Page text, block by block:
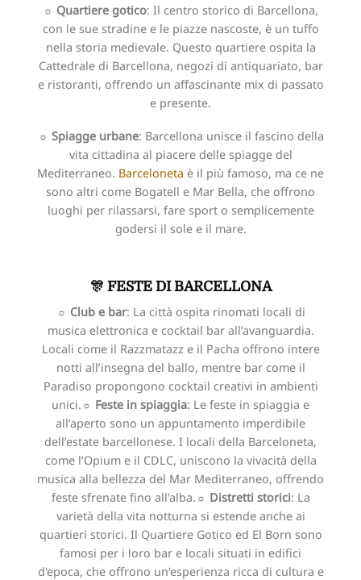
☼ Quartiere gotico: Il centro storico di Barcellona,
con le sue stradine e le piazze nascoste, è un tuffo
nella storia medievale. Questo quartiere ospita la
Cattedrale di Barcellona, negozi di antiquariato, bar
e ristoranti, offrendo un affascinante mix di passato
e presente.
☼ Spiagge urbane: Barcellona unisce il fascino della
vita cittadina al piacere delle spiagge del
Mediterraneo. Barceloneta è il più famoso, ma ce ne
sono altri come Bogatell e Mar Bella, che offrono
luoghi per rilassarsi, fare sport o semplicemente
godersi il sole e il mare.
🎊 FESTE DI BARCELLONA
☼ Club e bar: La città ospita rinomati locali di
musica elettronica e cocktail bar all’avanguardia.
Locali come il Razzmatazz e il Pacha offrono intere
notti all’insegna del ballo, mentre bar come il
Paradiso propongono cocktail creativi in ambienti
unici.☼ Feste in spiaggia: Le feste in spiaggia e
all’aperto sono un appuntamento imperdibile
dell’estate barcellonese. I locali della Barceloneta,
come l’Opium e il CDLC, uniscono la vivacità della
musica alla bellezza del Mar Mediterraneo, offrendo
feste sfrenate fino all’alba.☼ Distretti storici: La
varietà della vita notturna si estende anche ai
quartieri storici. Il Quartiere Gotico ed El Born sono
famosi per i loro bar e locali situati in edifici
d'epoca, che offrono un'esperienza ricca di cultura e